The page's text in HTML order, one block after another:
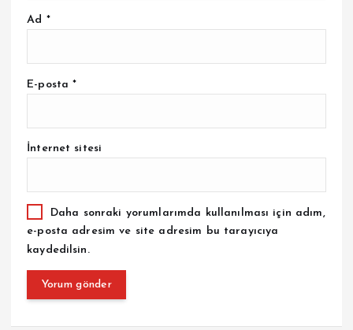
Ad *
E-posta*
İnternet sitesi
Daha sonraki yorumlarımda kullanılması için adım,
e-posta adresim ve site adresim bu tarayıcıya
kaydedilsin.